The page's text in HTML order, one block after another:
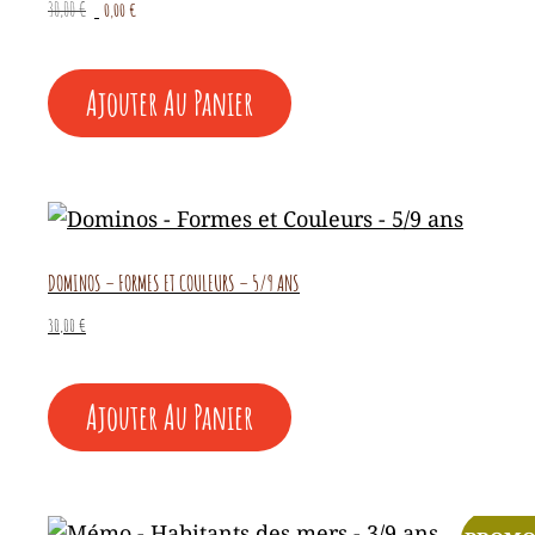
30,00€
était :
30,00 €.
0,00€
est :
0,00 €.
Ajouter Au Panier
DOMINOS – FORMES ET COULEURS – 5/9 ANS
30,00 €
Ajouter Au Panier